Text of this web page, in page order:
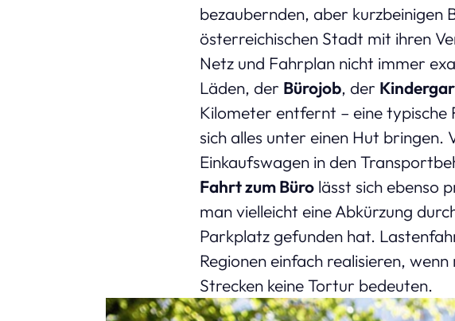
bezaubernden, aber kurzbeinigen
österreichischen Stadt mit ihren
Netz und Fahrplan nicht immer
Läden, der Bürojob, der
Kilometer entfernt – eine
sich alles unter einen Hut bringen.
Einkaufswagen in den
Fahrt zum Bürolässt sich ebenso
man vielleicht eine Abkürzung
Parkplatz gefunden hat.
Regionen einfach realisieren, wenn
Strecken keine Tortur bedeuten.